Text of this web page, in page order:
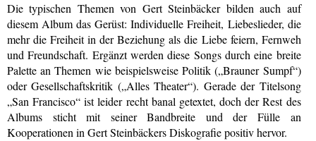
Die typischen Themen von Gert Steinbäcker bilden auch auf
diesem Album das Gerüst: Individuelle Freiheit, Liebeslieder, die
mehr die Freiheit in der Beziehung als die Liebe feiern, Fernweh
und Freundschaft. Ergänzt werden diese Songs durch eine breite
Palette an Themen wie beispielsweise Politik („Brauner Sumpf“)
oder Gesellschaftskritik („Alles Theater“). Gerade der Titelsong
„San Francisco“ ist leider recht banal getextet, doch der Rest des
Albums sticht mit seiner Bandbreite und der Fülle an
Kooperationen in Gert Steinbäckers Diskografie positiv hervor.